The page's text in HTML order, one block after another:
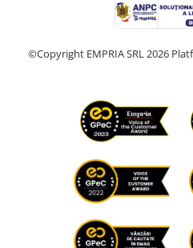
©Copyright EMPRIA SRL 2026